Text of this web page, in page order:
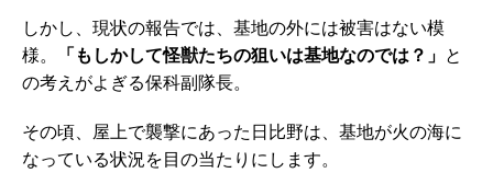
しかし、現状の報告では、基地の外には被害はない模
様。
「もしかして怪獣たちの狙いは基地なのでは？」 と
の考えがよぎる保科副隊長。
その頃、屋上で襲撃にあった日比野は、基地が火の海に
なっている状況を目の当たりにします。